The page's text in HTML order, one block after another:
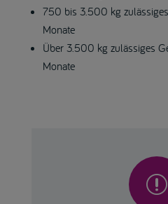
750 bis 3.500 kg
Monate
Über 3.500 kg zulässiges
Monate
r